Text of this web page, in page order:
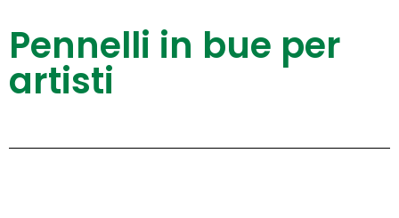
Pennelli in bue per
artisti